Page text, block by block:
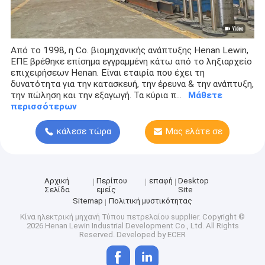
Από το 1998, η Co. βιομηχανικής ανάπτυξης Henan Lewin,
ΕΠΕ βρέθηκε επίσημα εγγραμμένη κάτω από το ληξιαρχείο
επιχειρήσεων Henan. Είναι εταιρία που έχει τη
δυνατότητα για την κατασκευή, την έρευνα & την ανάπτυξη,
την πώληση και την εξαγωγή. Τα κύρια π...
Μάθετε
περισσότερων
κάλεσε τώρα Μας ελάτε σε
Αρχική
Σελίδα
Περίπου
εμείς
επαφή
Desktop
Site
Sitemap
Πολιτική μυστικότητας
Κίνα ηλεκτρική μηχανή Τύπου πετρελαίου supplier. Copyright ©
2026 Henan Lewin Industrial Development Co., Ltd. All Rights
Reserved. Developed by ECER